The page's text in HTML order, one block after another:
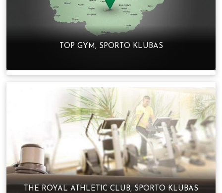
TOP GYM, SPORTO KLUBAS
THE ROYAL ATHLETIC CLUB, SPORTO KLUBAS